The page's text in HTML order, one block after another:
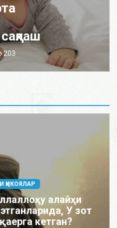
203
ҲИКОЯЛАР
алайҳи
У зот
кетган?